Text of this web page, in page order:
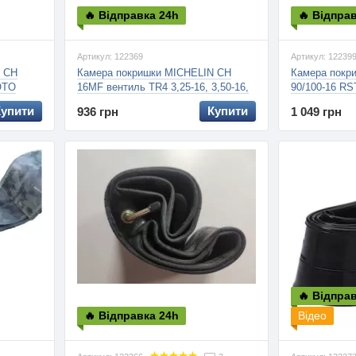
🔥 Відправка 24h
Артикул: 122369
Камера покришки MICHELIN CH
16MF вентиль TR4 3,25-16, 3,50-16,
90/90-16, 100/80-16, 100/90-16, 1.8мм
936 грн Купити
🔥
Артикул: 122399
Камера
90/100-16
1 049 грн
🔥 Відправка 24h
🔥
Відео